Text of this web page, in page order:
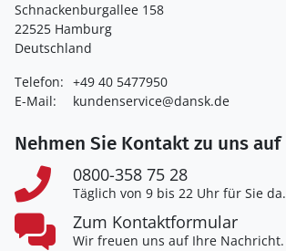
Schnackenburgallee 158
22525 Hamburg
Deutschland
Telefon: +49 40 5477950
E-Mail:
kundenservice@dansk.de
Nehmen Sie Kontakt zu uns auf
0800-358 75 28
Täglich von 9 bis 22 Uhr für Sie da.
Zum Kontaktformular
Wir freuen uns auf Ihre Nachricht.